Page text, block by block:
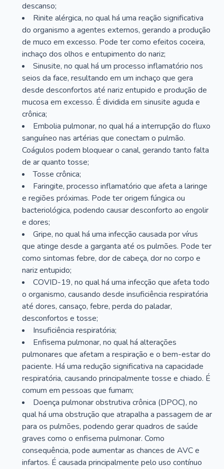
descanso;
Rinite alérgica, no qual há uma reação significativa
do organismo a agentes externos, gerando a produção
de muco em excesso. Pode ter como efeitos coceira,
inchaço dos olhos e entupimento do nariz;
Sinusite, no qual há um processo inflamatório nos
seios da face, resultando em um inchaço que gera
desde desconfortos até nariz entupido e produção de
mucosa em excesso. É dividida em sinusite aguda e
crônica;
Embolia pulmonar, no qual há a interrupção do fluxo
sanguíneo nas artérias que conectam o pulmão.
Coágulos podem bloquear o canal, gerando tanto falta
de ar quanto tosse;
Tosse crônica;
Faringite, processo inflamatório que afeta a laringe
e regiões próximas. Pode ter origem fúngica ou
bacteriológica, podendo causar desconforto ao engolir
e dores;
Gripe, no qual há uma infecção causada por vírus
que atinge desde a garganta até os pulmões. Pode ter
como sintomas febre, dor de cabeça, dor no corpo e
nariz entupido;
COVID-19, no qual há uma infecção que afeta todo
o organismo, causando desde insuficiência respiratória
até dores, cansaço, febre, perda do paladar,
desconfortos e tosse;
Insuficiência respiratória;
Enfisema pulmonar, no qual há alterações
pulmonares que afetam a respiração e o bem-estar do
paciente. Há uma redução significativa na capacidade
respiratória, causando principalmente tosse e chiado. É
comum em pessoas que fumam;
Doença pulmonar obstrutiva crônica (DPOC), no
qual há uma obstrução que atrapalha a passagem de ar
para os pulmões, podendo gerar quadros de saúde
graves como o enfisema pulmonar. Como
consequência, pode aumentar as chances de AVC e
infartos. É causada principalmente pelo uso contínuo